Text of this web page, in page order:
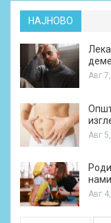
НАЈНОВО
Авг
Авг
Авг